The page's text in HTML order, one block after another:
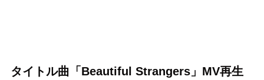
タイトル曲 「Beautiful Strangers」MV再生